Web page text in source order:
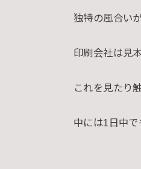
独特の風合い
印刷会社は見
これを見たり
中には1日中